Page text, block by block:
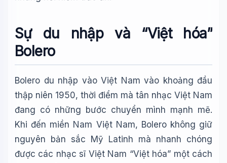
Sự du nhập và “Việt hóa”
Bolero
Bolero du nhập vào Việt Nam vào khoảng đầu
thập niên 1950, thời điểm mà tân nhạc Việt Nam
đang có những bước chuyển mình mạnh mẽ.
Khi đến miền Nam Việt Nam, Bolero không giữ
nguyên bản sắc Mỹ Latinh mà nhanh chóng
được các nhạc sĩ Việt Nam “Việt hóa” một cách